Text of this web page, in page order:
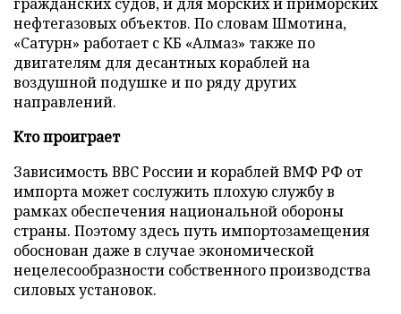
нефтегазовых объектов. По словам Шмотина,
«Сатурн» работает с КБ «Алмаз» также по
двигателям для десантных кораблей на
воздушной подушке и по ряду других
направлений.
Кто проиграет
Зависимость ВВС России и кораблей ВМФ РФ от
импорта может сослужить плохую службу в
рамках обеспечения национальной обороны
страны. Поэтому здесь путь импортозамещения
обоснован даже в случае экономической
нецелесообразности собственного производства
силовых установок.